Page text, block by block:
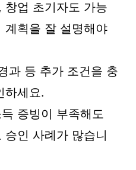
창업 초기자도 가능
계획을 잘 설명해야
과 등 추가 조건을 충
하세요.
증빙이 부족해도
인 사례가 많습니